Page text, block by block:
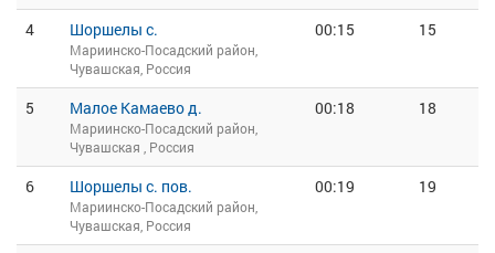
4 Шоршелы с.
Мариинско-Посадский район,
Чувашская, Россия
00:15 15
5 Малое Камаево д.
Мариинско-Посадский район,
Чувашская , Россия
00:18 18
6 Шоршелы с. пов.
Мариинско-Посадский район,
Чувашская, Россия
00:19 19